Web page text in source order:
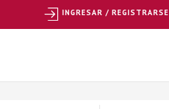
INGRESAR / REGISTRARSE